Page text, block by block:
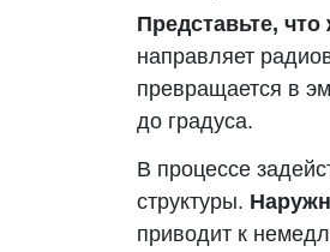
Представьте,
направляет
превращается в
до градуса.
В процессе
структуры.
приводит к